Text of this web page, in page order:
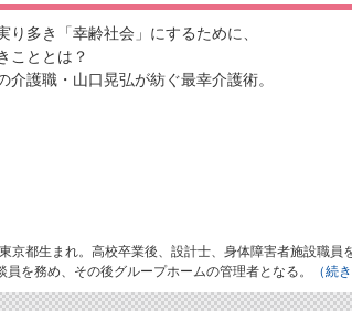
り多き「幸齢社会」にするために、
こととは？
介護職・山口晃弘が紡ぐ最幸介護術。
京都生まれ。高校卒業後、設計士、身体障害者施設職員
を務め、その後グループホームの管理者となる。
（続